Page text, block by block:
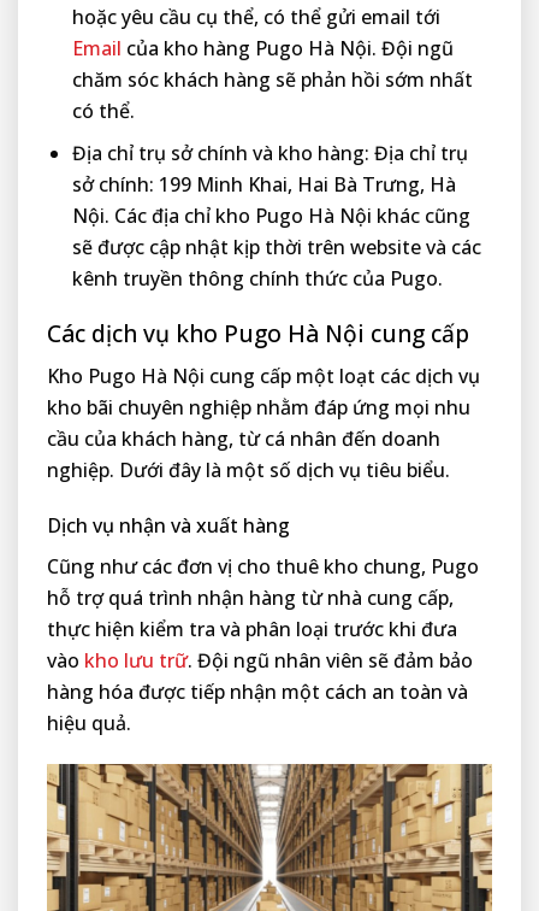
hoặc yêu cầu cụ thể, có thể gửi email tới
Email của kho hàng Pugo Hà Nội. Đội ngũ
chăm sóc khách hàng sẽ phản hồi sớm nhất
có thể.
Địa chỉ trụ sở chính và kho hàng: Địa chỉ trụ
sở chính: 199 Minh Khai, Hai Bà Trưng, Hà
Nội. Các địa chỉ kho Pugo Hà Nội khác cũng
sẽ được cập nhật kịp thời trên website và các
kênh truyền thông chính thức của Pugo.
Các dịch vụ kho Pugo Hà Nội cung cấp
Kho Pugo Hà Nội cung cấp một loạt các dịch vụ
kho bãi chuyên nghiệp nhằm đáp ứng mọi nhu
cầu của khách hàng, từ cá nhân đến doanh
nghiệp. Dưới đây là một số dịch vụ tiêu biểu.
Dịch vụ nhận và xuất hàng
Cũng như các đơn vị cho thuê kho chung, Pugo
hỗ trợ quá trình nhận hàng từ nhà cung cấp,
thực hiện kiểm tra và phân loại trước khi đưa
vào kho lưu trữ. Đội ngũ nhân viên sẽ đảm bảo
hàng hóa được tiếp nhận một cách an toàn và
hiệu quả.